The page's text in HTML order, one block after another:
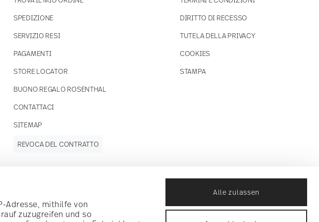
Adresse, mithilfe von
zuzugreifen und so
Alle zulassen
SPEDIZIONE
SERVIZIO RESI
PAGAMENTI
STORE LOCATOR
BUONO REGALO ROSENTHAL
CONTATTACI
SITEMAP
DIRITTO DI RECESSO
TUTELA DELLA PRIVACY
COOKIES
STAMPA
REVOCA DEL CONTRATTO